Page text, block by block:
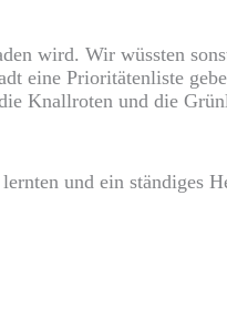
wird. Wir wüssten
eine Prioritätenliste
Knallroten und die
und ein ständiges